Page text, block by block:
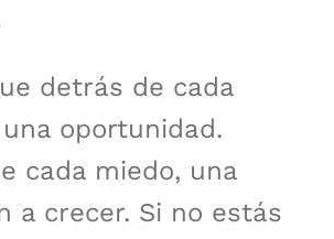
detrás de cada
oportunidad.
cada miedo, una
a crecer. Si no estás